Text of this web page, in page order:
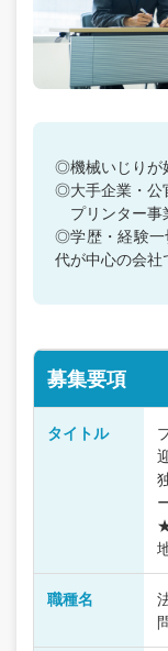
◎機械いじりが
◎大手企業・公
プリンター事
◎学歴・経験一
代が中心の会社
募集要項
タイトル
職種名